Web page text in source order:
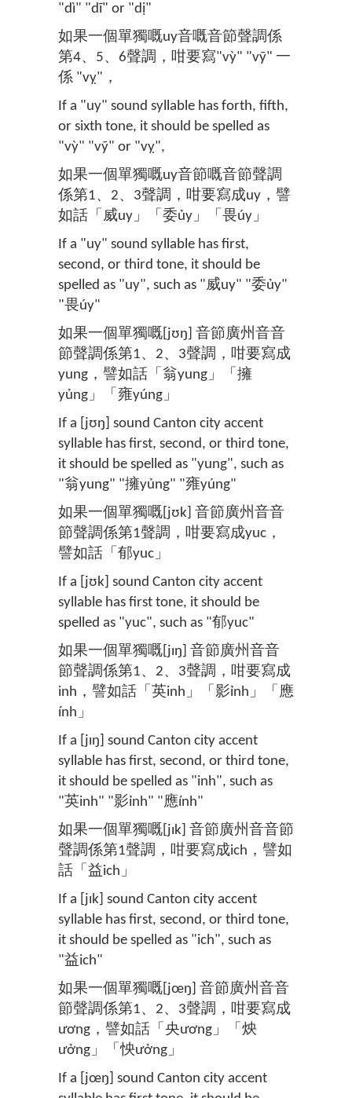
"dì" "dĩ" or "dị"
如果一個單獨嘅uy音嘅音節聲調係
第4、5、6聲調，咁要寫"vỳ" "vỹ" 一
係 "vỵ"，
If a "uy" sound syllable has forth, fifth,
or sixth tone, it should be spelled as
"vỳ" "vỹ" or "vỵ",
如果一個單獨嘅uy音節嘅音節聲調
係第1、2、3聲調，咁要寫成uy，譬
如話「威uy」「委ủy」「畏úy」
If a "uy" sound syllable has first,
second, or third tone, it should be
spelled as "uy", such as "威uy" "委ủy"
"畏úy"
如果一個單獨嘅[jʊŋ] 音節廣州音音
節聲調係第1、2、3聲調，咁要寫成
yung，譬如話「翁yung」「擁
yủng」「雍yúng」
If a [jʊŋ] sound Canton city accent
syllable has first, second, or third tone,
it should be spelled as "yung", such as
"翁yung" "擁yủng" "雍yúng"
如果一個單獨嘅[jʊk] 音節廣州音音
節聲調係第1聲調，咁要寫成yuc，
譬如話「郁yuc」
If a [jʊk] sound Canton city accent
syllable has first tone, it should be
spelled as "yuc", such as "郁yuc"
如果一個單獨嘅[jɪŋ] 音節廣州音音
節聲調係第1、2、3聲調，咁要寫成
inh，譬如話「英inh」「影ỉnh」「應
ính」
If a [jɪŋ] sound Canton city accent
syllable has first, second, or third tone,
it should be spelled as "inh", such as
"英inh" "影ỉnh" "應ính"
如果一個單獨嘅[jɪk] 音節廣州音音節
聲調係第1聲調，咁要寫成ich，譬如
話「益ich」
If a [jɪk] sound Canton city accent
syllable has first, second, or third tone,
it should be spelled as "ich", such as
"益ich"
如果一個單獨嘅[jœŋ] 音節廣州音音
節聲調係第1、2、3聲調，咁要寫成
ương，譬如話「央ương」「炴
ưởng」「怏ưởng」
If a [jœŋ] sound Canton city accent